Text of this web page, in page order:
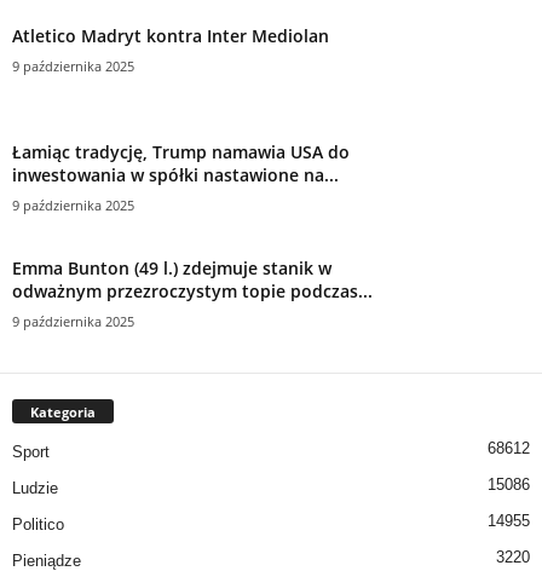
Atletico Madryt kontra Inter Mediolan
9 października 2025
Łamiąc tradycję, Trump namawia USA do
inwestowania w spółki nastawione na...
9 października 2025
Emma Bunton (49 l.) zdejmuje stanik w
odważnym przezroczystym topie podczas...
9 października 2025
Kategoria
Sport 68612
Ludzie 15086
Politico 14955
Pieniądze 3220